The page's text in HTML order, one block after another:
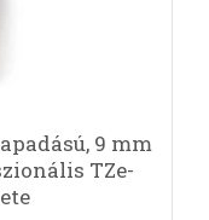
9 mm
TZe-